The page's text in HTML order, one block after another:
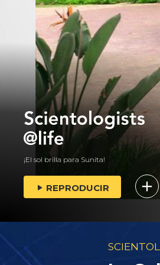
¡El sol brilla para Sunita!
REPRODUCIR